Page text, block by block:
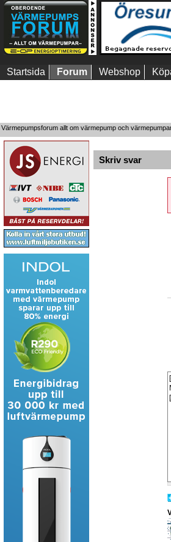
Startsida Forum Webshop
Värmepumpsforum allt om värmepump och
Skriv svar